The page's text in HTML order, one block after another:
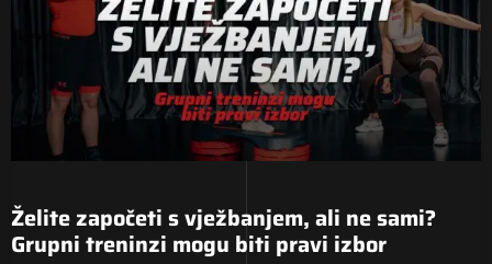
Želite započeti s vježbanjem, ali ne sami?
Grupni treninzi mogu biti pravi izbor